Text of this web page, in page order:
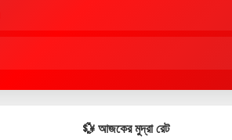
💱 আজকের মুদ্রা রেট